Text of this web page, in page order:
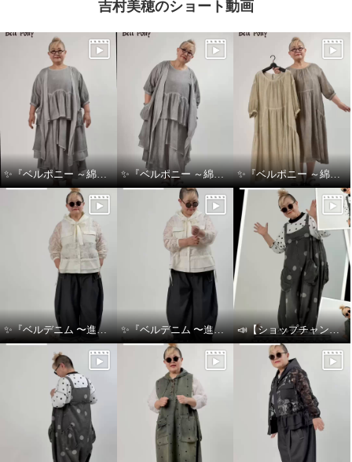
吉村美穂のショート動画
✨『ベルポニー ～綿麻製品染めシリーズ～』✨ ✨『ベルポニー ～綿麻製品染めシリーズ～』✨ ✨『ベルポニー ～綿麻製品染めシリーズ～』✨
✨『ベルデニム 〜進化を感じるデニムスタイル〜』✨ ✨『ベルデニム 〜進化を感じるデニムスタイル〜』✨ 📣【ショップチャンネル生放送のお知らせ】👖💙